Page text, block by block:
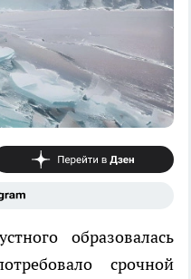
образовалась
срочной